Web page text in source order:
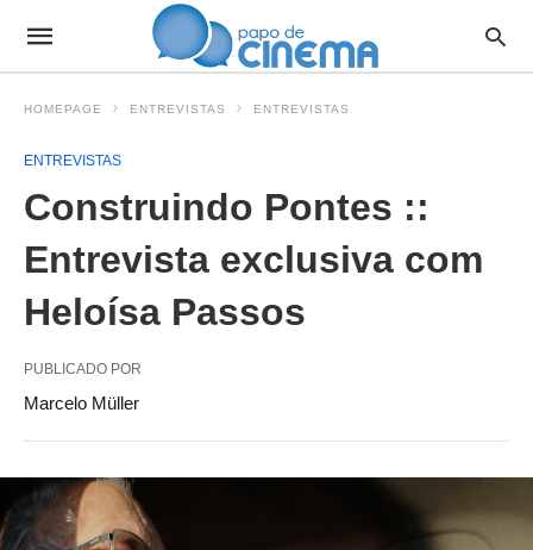
HOMEPAGE ENTREVISTAS ENTREVISTAS
ENTREVISTAS
Construindo Pontes ::
Entrevista exclusiva com
Heloísa Passos
PUBLICADO POR
Marcelo Müller